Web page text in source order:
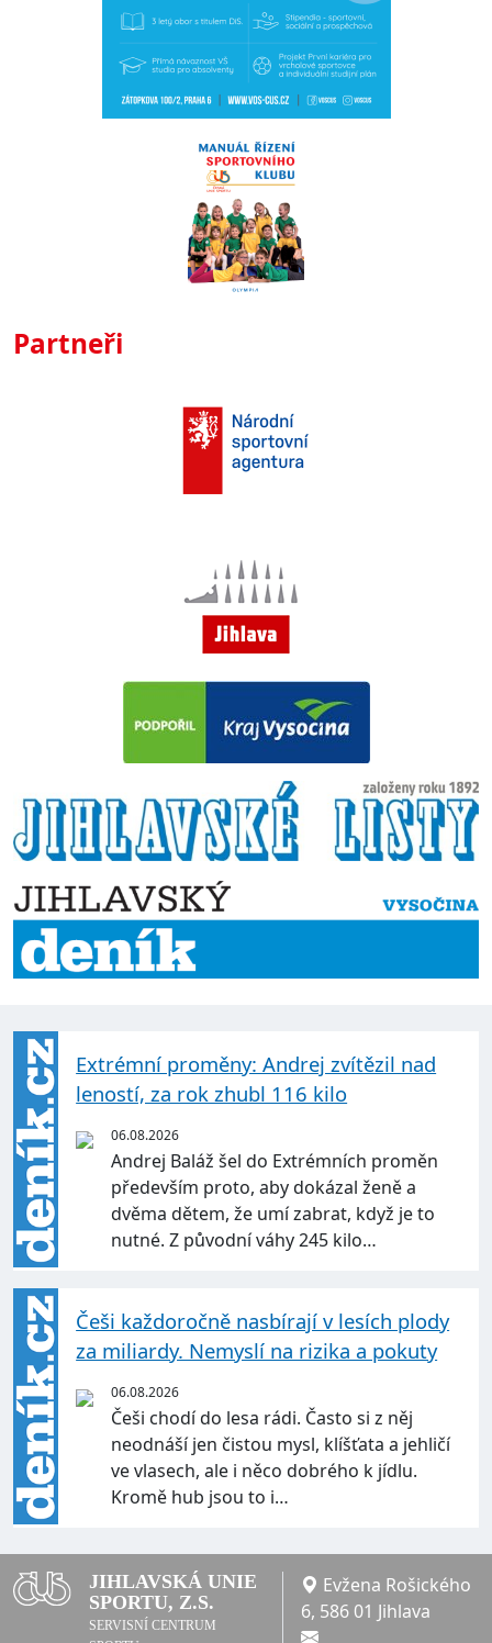
Partneři
Extrémní proměny: Andrej zvítězil nad
leností, za rok zhubl 116 kilo
06.08.2026
Andrej Baláž šel do Extrémních proměn
především proto, aby dokázal ženě a
dvěma dětem, že umí zabrat, když je to
nutné. Z původní váhy 245 kilo…
Češi každoročně nasbírají v lesích plody
za miliardy. Nemyslí na rizika a pokuty
06.08.2026
Češi chodí do lesa rádi. Často si z něj
neodnáší jen čistou mysl, klíšťata a jehličí
ve vlasech, ale i něco dobrého k jídlu.
Kromě hub jsou to i…
JIHLAVSKÁ UNIE
SPORTU, Z.S.
SERVISNÍ CENTRUM
Evžena Rošického
6, 586 01 Jihlava